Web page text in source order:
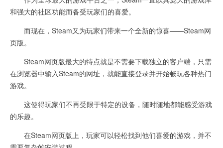
和强大的社区功能而备受玩家们的喜爱。
而现在，Steam又为玩家们带来一个全新的惊喜——Steam网
页版。
Steam网页版最大的特点就是不需要下载独立的客户端，只需
在浏览器中输入Steam的网址，就能直接登录并开始畅玩各种热门
游戏。
这使得玩家们不再受限于特定的设备，随时随地都能感受游戏
的乐趣。
在Steam网页版上，玩家可以轻松找到他们喜爱的游戏，并不